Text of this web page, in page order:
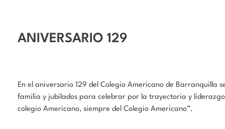
ANIVERSARIO 129
En el aniversario 129 del Colegio Americano de Barranquilla
familia y jubilados para celebrar por la trayectoria y
colegio Americano, siempre del Colegio Americano”.